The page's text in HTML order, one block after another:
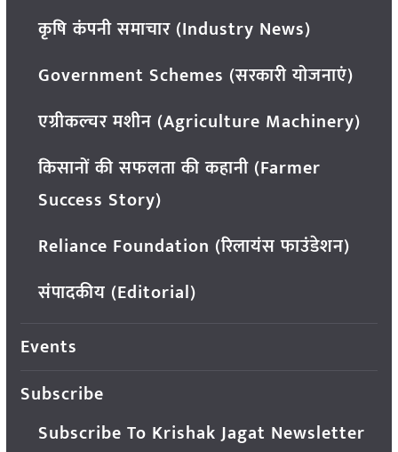
कृषि कंपनी समाचार (Industry News)
Government Schemes (सरकारी योजनाएं)
एग्रीकल्चर मशीन (Agriculture Machinery)
किसानों की सफलता की कहानी (Farmer
Success Story)
Reliance Foundation (रिलायंस फाउंडेशन)
संपादकीय (Editorial)
Events
Subscribe
Subscribe To Krishak Jagat Newsletter